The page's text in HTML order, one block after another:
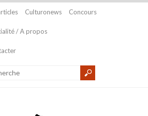
Culturonews Concours
/ A propos